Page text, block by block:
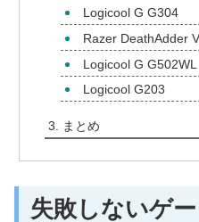
Logicool G G304
Razer DeathAdder
Logicool G
Logicool G203
まとめ
失敗しないゲ